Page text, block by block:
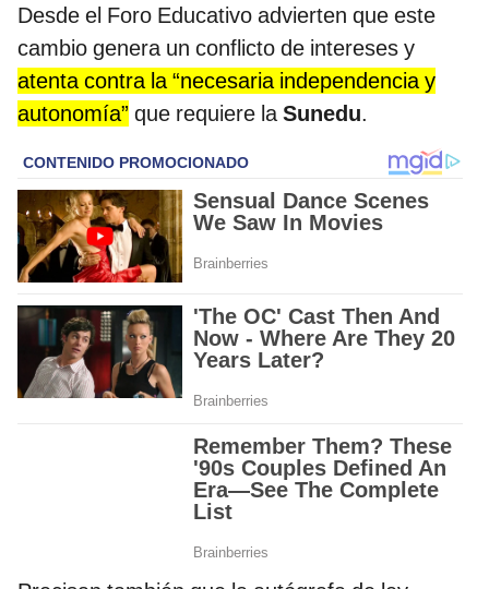
Desde el Foro Educativo advierten que este
cambio genera un conflicto de intereses y
atenta contra la “necesaria independencia y
autonomía” que requiere la Sunedu.